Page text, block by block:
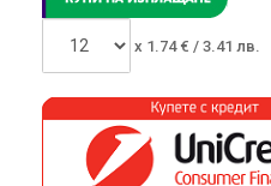
x 1.74€ / 3.41 лв.